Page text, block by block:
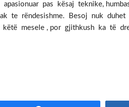
pas kësaj teknike,
te rëndesishme. Besoj nuk
mesele , por gjithkush ka të